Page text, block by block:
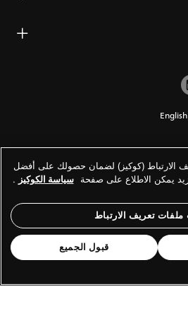
English
الارتباط (كوكيز) لضمان حصولك على أفضل
يمكن الاطلاع على صفحة سياسة الكوكيز .
تعريف الارتباط
قبول الجميع